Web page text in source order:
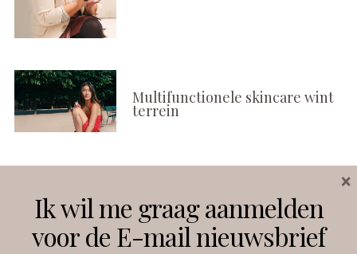
Multifunctionele skincare wint
terrein
Instagram Facebook
Ik wil me graag aanmelden
voor de E-mail nieuwsbrief
×